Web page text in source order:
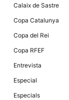
Calaix de Sastre
Copa Catalunya
Copa del Rei
Copa RFEF
Entrevista
Especial
Especials